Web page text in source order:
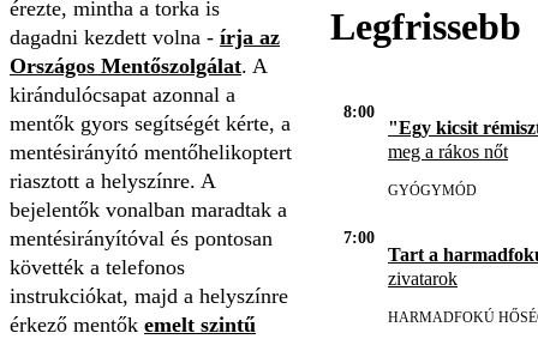
érezte, mintha a torka is
dagadni kezdett volna - írja az
Országos Mentőszolgálat. A
kirándulócsapat azonnal a
mentők gyors segítségét kérte, a
mentésirányító mentőhelikoptert
riasztott a helyszínre. A
bejelentők vonalban maradtak a
mentésirányítóval és pontosan
követték a telefonos
instrukciókat, majd a helyszínre
érkező mentők emelt szintű
Legfrissebb
8:00
"Egy kicsit
meg a rákos nőt
GYÓGYMÓD
7:00
Tart a
zivatarok
HARMADFOKÚ